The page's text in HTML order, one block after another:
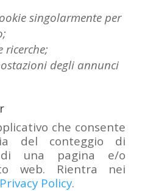
singolarmente per
ricerche;
degli annunci
che consente
del conteggio di
di una pagina e/o
web. Rientra nei
Privacy Policy.